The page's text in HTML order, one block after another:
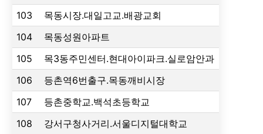
103
목동시장.대일고교.배광교회
104
목동성원아파트
105
목3동주민센터.현대아이파크.실로암안과
106
등촌역6번출구.목동깨비시장
107
등촌중학교.백석초등학교
108
강서구청사거리.서울디지털대학교